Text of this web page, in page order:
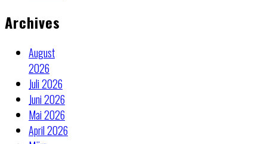
Archives
August
2026
Juli 2026
Juni 2026
Mai 2026
April 2026